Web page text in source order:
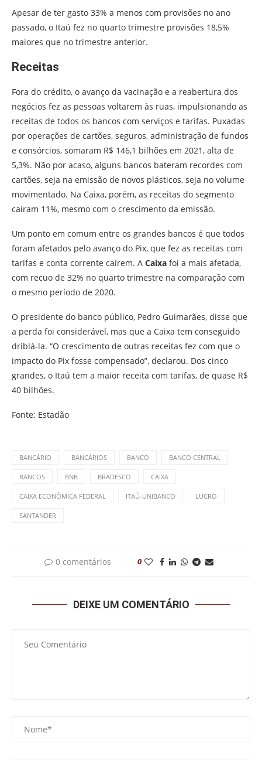
Apesar de ter gasto 33% a menos com provisões no ano
passado, o Itaú fez no quarto trimestre provisões 18,5%
maiores que no trimestre anterior.
Receitas
Fora do crédito, o avanço da vacinação e a reabertura dos
negócios fez as pessoas voltarem às ruas, impulsionando as
receitas de todos os bancos com serviços e tarifas. Puxadas
por operações de cartões, seguros, administração de fundos
e consórcios, somaram R$ 146,1 bilhões em 2021, alta de
5,3%. Não por acaso, alguns bancos bateram recordes com
cartões, seja na emissão de novos plásticos, seja no volume
movimentado. Na Caixa, porém, as receitas do segmento
caíram 11%, mesmo com o crescimento da emissão.
Um ponto em comum entre os grandes bancos é que todos
foram afetados pelo avanço do Pix, que fez as receitas com
tarifas e conta corrente caírem. A Caixa foi a mais afetada,
com recuo de 32% no quarto trimestre na comparação com
o mesmo período de 2020.
O presidente do banco público, Pedro Guimarães, disse que
a perda foi considerável, mas que a Caixa tem conseguido
driblá-la. “O crescimento de outras receitas fez com que o
impacto do Pix fosse compensado”, declarou. Dos cinco
grandes, o Itaú tem a maior receita com tarifas, de quase R$
40 bilhões.
Fonte: Estadão
BANCÁRIO BANCÁRIOS BANCO BANCO CENTRAL
BANCOS BNB BRADESCO CAIXA
CAIXA ECONÔMICA FEDERAL ITAÚ-UNIBANCO LUCRO
SANTANDER
0 comentários 0
DEIXE UM COMENTÁRIO